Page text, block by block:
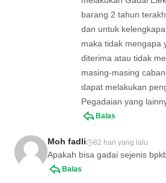
barang 2 tahun
dan untuk
maka tidak mengapa
diterima atau tidak
masing-masing
dapat melakukan
Pegadaian yang
Balas
Moh fadli 82 hari yang lalu
Apakah bisa gadai sejenis
Balas